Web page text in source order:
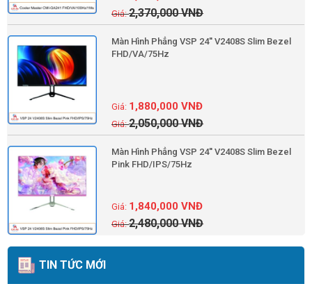
2,370,000VNĐ
Màn Hình Phẳng VSP 24'' V2408S Slim Bezel
FHD/VA/75Hz
2,050,000VNĐ
1,880,000VNĐ
Màn Hình Phẳng VSP 24'' V2408S Slim Bezel
Pink FHD/IPS/75Hz
2,480,000VNĐ
1,840,000VNĐ
TIN TỨC MỚI